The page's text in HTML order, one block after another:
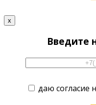
x
Введите
даю согласие